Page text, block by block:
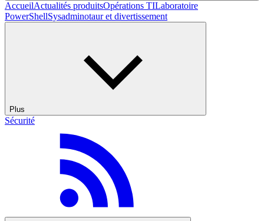
AccueilActualités produitsOpérations TILaboratoire
PowerShellSysadminotaur et divertissement
Plus
Sécurité